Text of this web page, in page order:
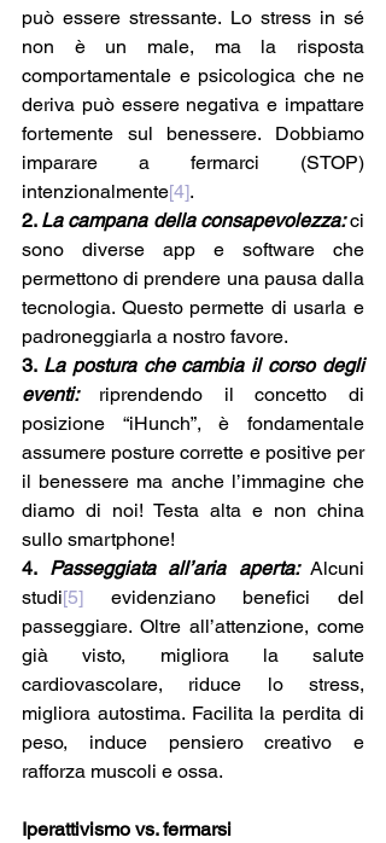
può essere stressante. Lo stress in sé
non è un male, ma la risposta
comportamentale e psicologica che ne
deriva può essere negativa e impattare
fortemente sul benessere. Dobbiamo
imparare a fermarci (STOP)
intenzionalmente[4].
2. La campana della consapevolezza: ci
sono diverse app e software che
permettono di prendere una pausa dalla
tecnologia. Questo permette di usarla e
padroneggiarla a nostro favore.
3. La postura che cambia il corso degli
eventi: riprendendo il concetto di
posizione “iHunch”, è fondamentale
assumere posture corrette e positive per
il benessere ma anche l’immagine che
diamo di noi! Testa alta e non china
sullo smartphone!
4. Passeggiata all’aria aperta: Alcuni
studi[5] evidenziano benefici del
passeggiare. Oltre all’attenzione, come
già visto, migliora la salute
cardiovascolare, riduce lo stress,
migliora autostima. Facilita la perdita di
peso, induce pensiero creativo e
rafforza muscoli e ossa.
Iperattivismo vs. fermarsi